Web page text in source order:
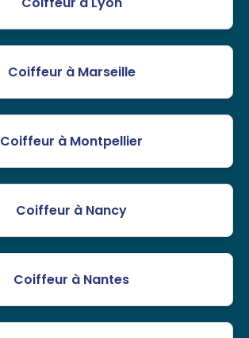
Coiffeur à Marseille
Coiffeur à Montpellier
Coiffeur à Nancy
Coiffeur à Nantes